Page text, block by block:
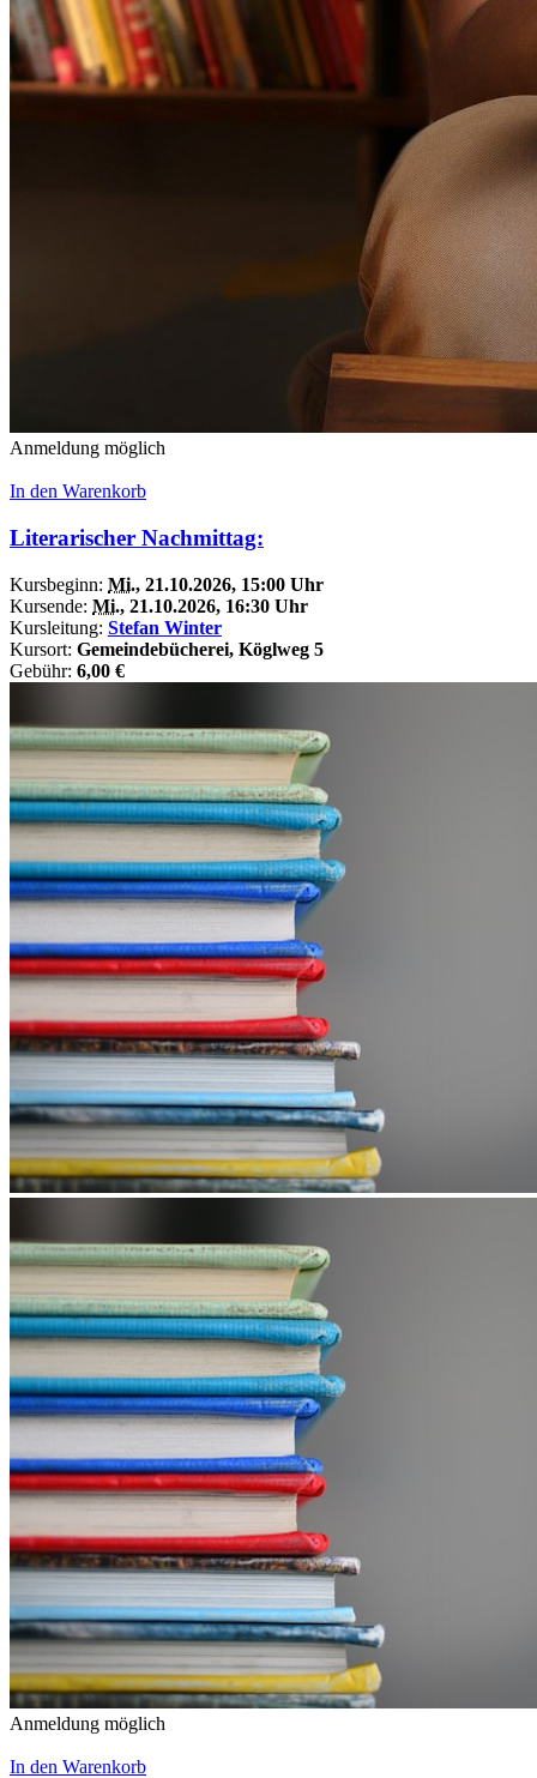
Anmeldung möglich
In den Warenkorb
Literarischer Nachmittag:
Kursbeginn: Mi., 21.10.2026, 15:00 Uhr
Kursende: Mi., 21.10.2026, 16:30 Uhr
Kursleitung: Stefan Winter
Kursort: Gemeindebücherei, Köglweg 5
Gebühr: 6,00 €
Anmeldung möglich
In den Warenkorb